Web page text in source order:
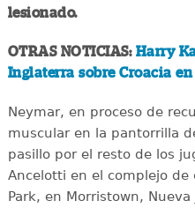
lesionado.
OTRAS NOTICIAS: Harry
Inglaterra sobre Croacia
Neymar, en proceso de
muscular en la pantorrilla
pasillo por el resto de los
Ancelotti en el complejo
Park, en Morristown, Nueva